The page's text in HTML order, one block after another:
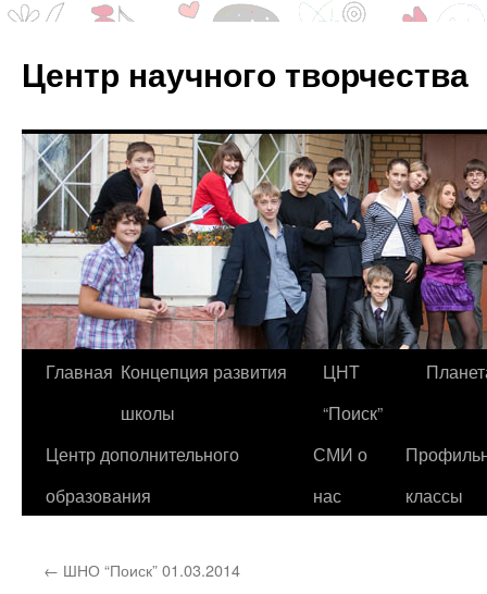
Центр научного творчества
Перейти
содержимому
Главная Концепция развития
школы
ЦНТ
“Поиск”
Центр дополнительного
образования
СМИ о
нас
классы
← ШНО “Поиск” 01.03.2014